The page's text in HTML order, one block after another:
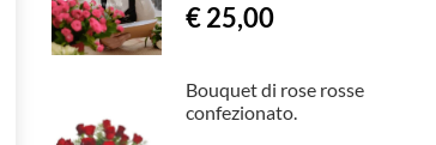
€ 25,00
Bouquet di rose rosse
confezionato.